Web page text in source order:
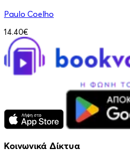
Paulo Coelho
14.40€
Κοινωνικά Δίκτυα